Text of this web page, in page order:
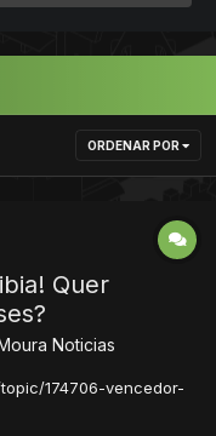
ORDENAR POR
Quer
Noticias
174706-vencedor-